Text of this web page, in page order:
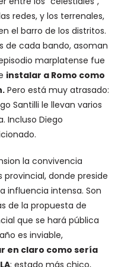
redes, y los terrenales,
el barro de los distritos.
de cada bando, asoman
marplatense fue
instalar a Romo como
Pero está muy atrasado:
Santilli le llevan varios
Incluso Diego
la convivencia
donde preside
influencia intensa. Son
de la propuesta de
que se hará pública
es inviable,
en claro como sería